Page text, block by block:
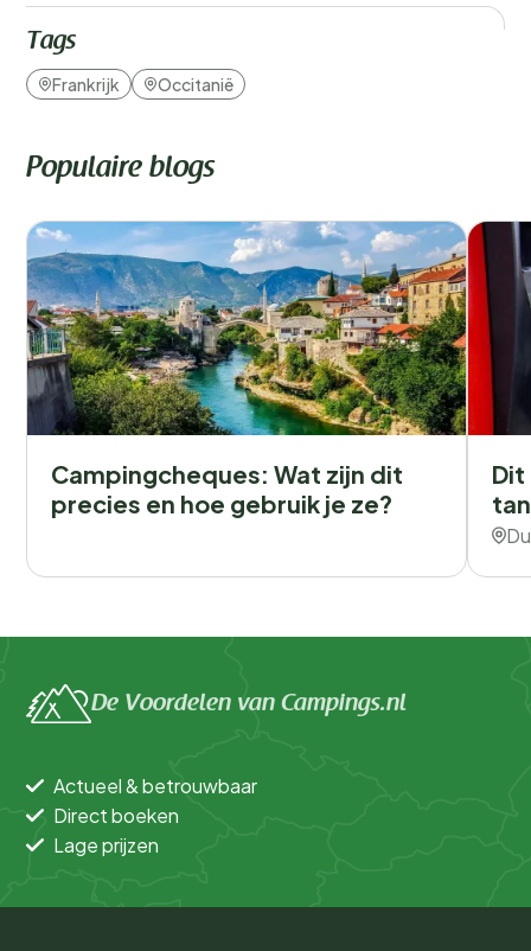
Tags
Frankrijk Occitanië
Populaire blogs
Campingcheques: Wat zijn dit
precies en hoe gebruik je ze?
De Voordelen van Campings.nl
Actueel & betrouwbaar
Direct boeken
Lage prijzen